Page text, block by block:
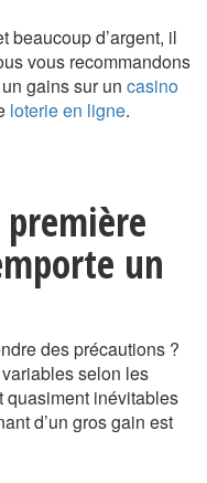
beaucoup d’argent, il
vous recommandons
gains sur un casino
loterie en ligne.
première
un
des précautions ?
selon les
quasiment inévitables
d’un gros gain est